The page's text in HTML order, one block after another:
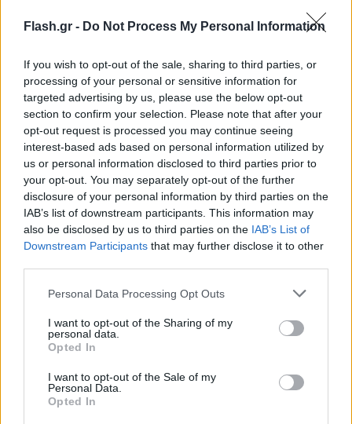
Flash.gr - Do Not Process My Personal Information
If you wish to opt-out of the sale, sharing to third parties, or
processing of your personal or sensitive information for
targeted advertising by us, please use the below opt-out
section to confirm your selection. Please note that after your
opt-out request is processed you may continue seeing
interest-based ads based on personal information utilized by
us or personal information disclosed to third parties prior to
your opt-out. You may separately opt-out of the further
disclosure of your personal information by third parties on the
IAB’s list of downstream participants. This information may
also be disclosed by us to third parties on the IAB’s List of
Downstream Participants that may further disclose it to other
Please note that this website/app uses one or more Google
not limited to your visit or usage behaviour. You may click to
grant or deny consent to Google and its third-party tags to
use your data for below specified purposes in below Google
consent section.
Personal Data Processing Opt Outs
I want to opt-out of the Sharing of my
personal data.
Opted In
I want to opt-out of the Sale of my
Personal Data.
Opted In
Ματίνα Παγώνη στο Action24: Με μάσκες τις
γιορτές σε πολυκαταστήματα και σούπερ μάρκετ
Μαρία
Ευσταθίου
Θεσσαλονίκη: Επεισόδιο σε λεωφορείο του ΟΑΣΘ
με οργισμένη επιβάτιδα για τις μάσκες